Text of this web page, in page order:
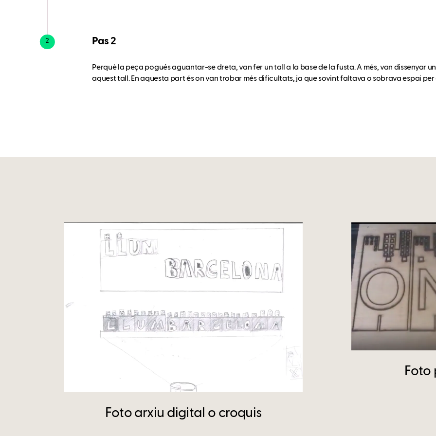
2 Pas 2
Perquè la peça pogués aguantar-se dreta, van fer un tall a la base de la fusta. A més, van dissenyar
aquest tall. En aquesta part és on van trobar més dificultats, ja que sovint faltava o sobrava espai
Foto arxiu digital o croquis
Foto